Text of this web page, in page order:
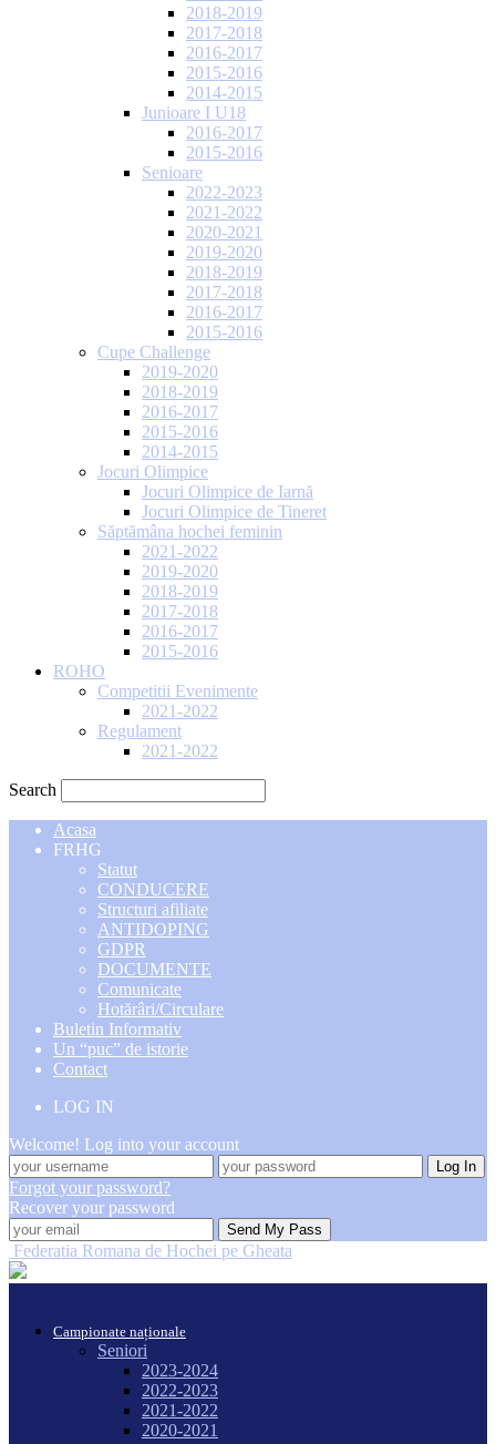
2018-2019
2017-2018
2016-2017
2015-2016
2014-2015
Junioare I U18
2016-2017
2015-2016
Senioare
2022-2023
2021-2022
2020-2021
2019-2020
2018-2019
2017-2018
2016-2017
2015-2016
Cupe Challenge
2019-2020
2018-2019
2016-2017
2015-2016
2014-2015
Jocuri Olimpice
Jocuri Olimpice de Iarnă
Jocuri Olimpice de Tineret
Săptămâna hochei feminin
2021-2022
2019-2020
2018-2019
2017-2018
2016-2017
2015-2016
ROHO
Competitii Evenimente
2021-2022
Regulament
2021-2022
Search
Acasa
FRHG
Statut
CONDUCERE
Structuri afiliate
ANTIDOPING
GDPR
DOCUMENTE
Comunicate
Hotărâri/Circulare
Buletin Informativ
Un “puc” de istorie
Contact
LOG IN
Welcome! Log into your account
Forgot your password?
Recover your password
Federatia Romana de Hochei pe Gheata
Campionate naționale
Seniori
2023-2024
2022-2023
2021-2022
2020-2021